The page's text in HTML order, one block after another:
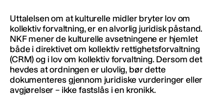
Uttalelsen om at kulturelle midlerbryter lov om
kollektiv forvaltning, er en alvorlig juridisk påstand.
NKF mener de kulturelle avsetningene er hjemlet
både i direktivet om kollektiv rettighetsforvaltning
(CRM) og i lov om kollektiv forvaltning. Dersom det
hevdes at ordningen er ulovlig, bør dette
dokumenteres gjennom juridiske vurderinger eller
avgjørelser – ikke fastslås i en kronikk.